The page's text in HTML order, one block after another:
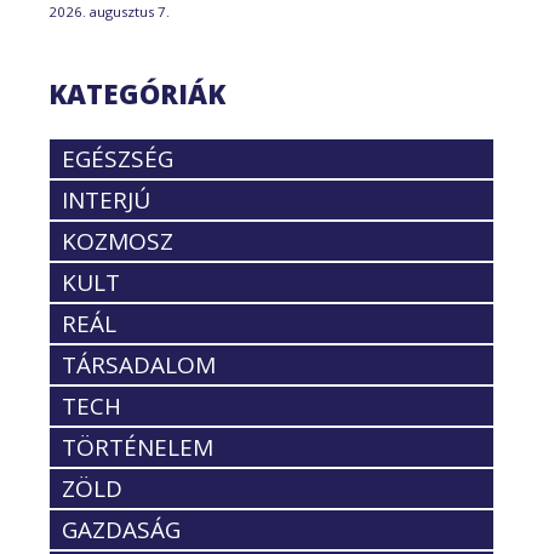
2026. augusztus 7.
KATEGÓRIÁK
EGÉSZSÉG
INTERJÚ
KOZMOSZ
KULT
REÁL
TÁRSADALOM
TECH
TÖRTÉNELEM
ZÖLD
GAZDASÁG